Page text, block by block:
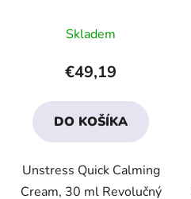
hodnotenie
produktu
je
4,2
z
hviezdičiek.
Skladem
€49,19
DO KOŠÍKA
Unstress Quick Calming
Cream, 30 ml Revolučný